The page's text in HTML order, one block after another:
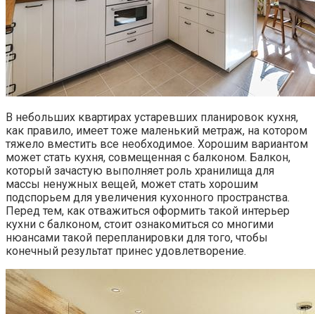
В небольших квартирах устаревших планировок кухня,
как правило, имеет тоже маленький метраж, на котором
тяжело вместить все необходимое. Хорошим вариантом
может стать кухня, совмещенная с балконом. Балкон,
который зачастую выполняет роль хранилища для
массы ненужных вещей, может стать хорошим
подспорьем для увеличения кухонного пространства.
Перед тем, как отважиться оформить такой интерьер
кухни с балконом, стоит ознакомиться со многими
нюансами такой перепланировки для того, чтобы
конечный результат принес удовлетворение.